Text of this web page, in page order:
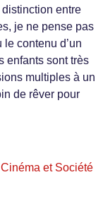
entre
je ne pense pas
le contenu d’un
enfants sont très
multiples à un
de rêver pour
et Société